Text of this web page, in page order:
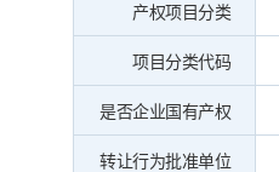
产权项目分类
项目分类代码
是否企业国有产权
转让行为批准单位